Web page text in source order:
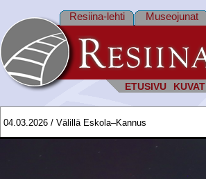
ETUSIVU KUVAT
Resiina-lehti Museojunat
04.03.2026 / Välillä Eskola–Kannus